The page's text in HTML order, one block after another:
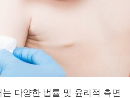
다양한 법률 및 윤리적 측면